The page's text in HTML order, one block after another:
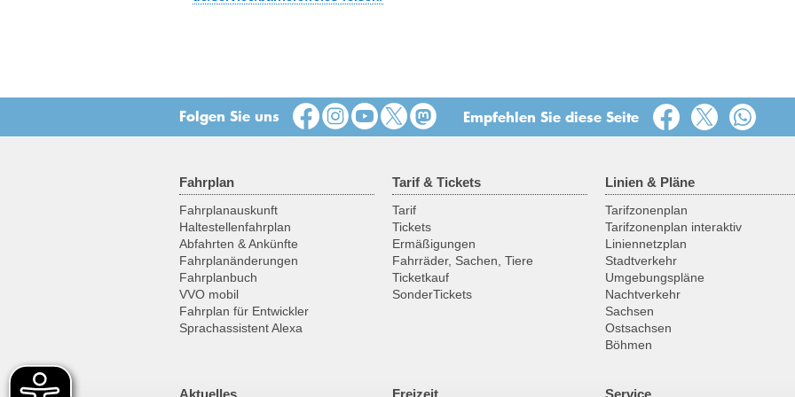
Folgen Sie uns Empfehlen Sie diese Seite
Fahrplan
Fahrplanauskunft
Haltestellenfahrplan
Abfahrten & Ankünfte
Fahrplanänderungen
Fahrplanbuch
VVO mobil
Fahrplan für Entwickler
Sprachassistent Alexa
Tarif & Tickets
Tarif
Tickets
Ermäßigungen
Fahrräder, Sachen, Tiere
Ticketkauf
SonderTickets
Linien & Pläne
Tarifzonenplan
Tarifzonenplan interaktiv
Liniennetzplan
Stadtverkehr
Umgebungspläne
Nachtverkehr
Sachsen
Ostsachsen
Böhmen
Aktuelles Freizeit Service